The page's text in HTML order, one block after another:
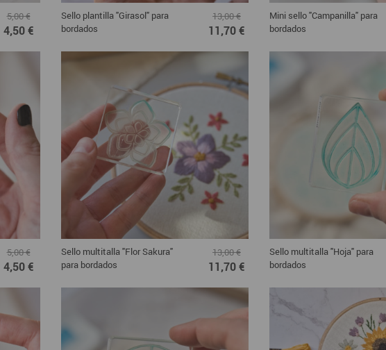
5,00 €
4,50 €
Sello plantilla "Girasol" para
bordados
13,00 €
11,70 €
Mini sello "Campanilla" para
bordados
5,00 €
4,50 €
Sello multitalla "Flor Sakura"
para bordados
13,00 €
11,70 €
Sello multitalla "Hoja" para
bordados